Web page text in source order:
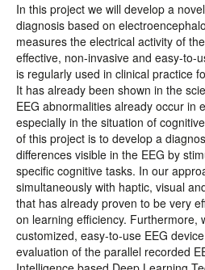
In this project we will develop a
diagnosis based on
measures the electrical activity of
effective, non-invasive and easy-to-
is regularly used in clinical practice
It has already been shown in the
EEG abnormalities already occur in
especially in the situation of
of this project is to develop a
differences visible in the EEG by
specific cognitive tasks. In our
simultaneously with haptic, visual
that has already proven to be very
on learning efficiency. Furthermore,
customized, easy-to-use EEG
evaluation of the parallel recorded